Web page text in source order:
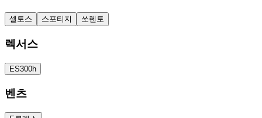
셀토스 스포티지 쏘렌토
렉서스
ES300h
벤츠